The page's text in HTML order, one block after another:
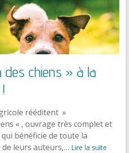
des chiens » à la
rééditent »
« , ouvrage très complet et
bénéficie de toute la
leurs auteurs,… Lire la suite